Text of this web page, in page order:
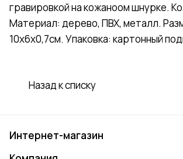
гравировкой на кожаноом шнурке.
Материал: дерево, ПВХ, металл.
10х6х0,7см. Упаковка: картонный
Назад к списку
Интернет-магазин